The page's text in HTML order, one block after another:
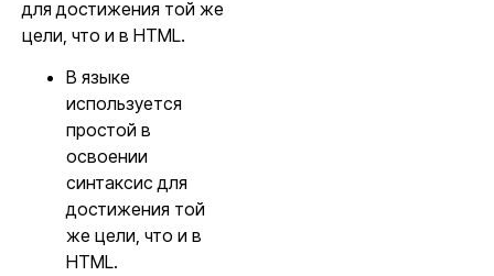
для достижения той же
цели, что и в HTML.
В языке
используется
простой в
освоении
синтаксис для
достижения той
же цели, что и в
HTML.